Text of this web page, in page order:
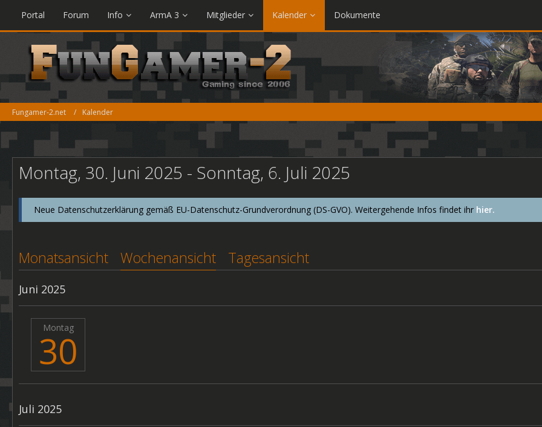
Portal Forum Info ArmA 3 Mitglieder Kalender Dokumente
Fungamer-2.net Kalender
Montag, 30. Juni 2025 - Sonntag, 6. Juli 2025
Neue Datenschutzerklärung gemäß EU-Datenschutz-Grundverordnung (DS-GVO). Weitergehende Infos findet ihr hier.
Monatsansicht Wochenansicht Tagesansicht
Juni 2025
Montag
30
Juli 2025